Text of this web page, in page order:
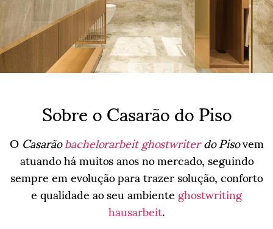
Sobre o Casarão do Piso
OCasarãobachelorarbeit ghostwriterdo Pisovem
atuando há muitos anos no mercado, seguindo
sempre em evolução para trazer solução, conforto
e qualidade ao seu ambienteghostwriting
hausarbeit.